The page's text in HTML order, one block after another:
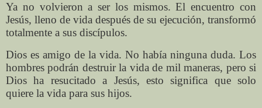
Ya no volvieron a ser los mismos. El encuentro con
Jesús, lleno de vida después de su ejecución, transformó
totalmente a sus discípulos.
Dios es amigo de la vida. No había ninguna duda. Los
hombres podrán destruir la vida de mil maneras, pero si
Dios ha resucitado a Jesús, esto significa que solo
quiere la vida para sus hijos.